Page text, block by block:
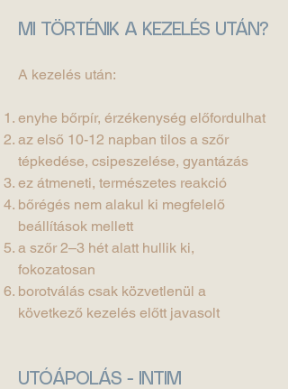
MI TÖRTÉNIK A KEZELÉS UTÁN?
A kezelés után:
enyhe bőrpír, érzékenység előfordulhat
az első 10-12 napban tilos a szőr
tépkedése, csipeszelése, gyantázás
ez átmeneti, természetes reakció
bőrégés nem alakul ki megfelelő
beállítások mellett
a szőr 2–3 hét alatt hullik ki,
fokozatosan
borotválás csak közvetlenül a
következő kezelés előtt javasolt
UTÓÁPOLÁS - INTIM